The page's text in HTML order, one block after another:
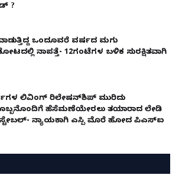
?
ಒಂದೂವರೆ ವರ್ಷದ ಮಗು
ನಾಪತ್ತೆ- 12ಗಂಟೆಗಳ ಬಳಿಕ ಸುರಕ್ಷಿತವಾಗಿ
ಲಿವಿಂಗ್‌ ರಿಲೇಷನ್‌ಶಿಪ್ ಮುರಿದು
ಹೆಸೆಮಣೆಯೇರಲು ತಯಾರಾದ ಲೇಡಿ
ನ್ಯಾಯಕ್ಕಾಗಿ ಎಸ್ಪಿ ಮೊರೆ ಹೋದ ಪಿಎಸ್ಐ